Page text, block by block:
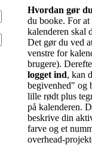
Hvordan gør
du booke. For
kalenderen skal
Det gør du ved
venstre for
brugere).
logget ind, kan
begivenhed" og
lille rødt plus
på kalenderen.
beskrive din
farve og et
overhead-